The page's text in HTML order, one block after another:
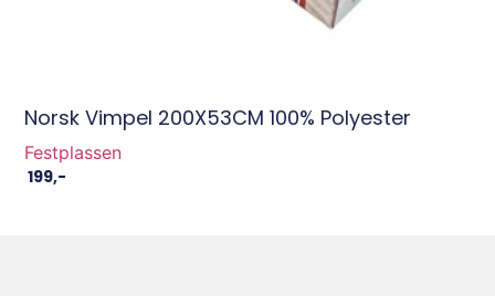
Norsk Vimpel 200X53CM 100% Polyester
Festplassen
199,-